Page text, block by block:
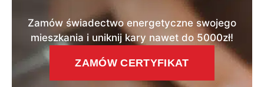
Zamów świadectwo energetyczne swojego
mieszkania i uniknij kary nawet do 5000zł!
ZAMÓW CERTYFIKAT